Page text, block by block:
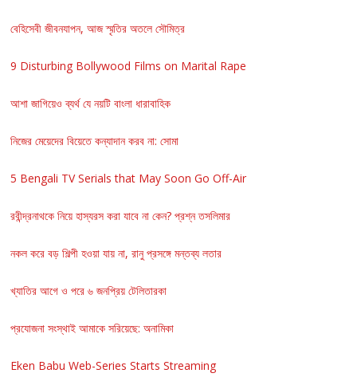
বেহিসেবী জীবনযাপন, আজ স্মৃতির অতলে সৌমিত্র
9 Disturbing Bollywood Films on Marital Rape
আশা জাগিয়েও ব্যর্থ যে নয়টি বাংলা ধারাবাহিক
নিজের মেয়েদের বিয়েতে কন্যাদান করব না: সোমা
5 Bengali TV Serials that May Soon Go Off-Air
রবীন্দ্রনাথকে নিয়ে হাস্যরস করা যাবে না কেন? প্রশ্ন তসলিমার
নকল করে বড় শিল্পী হওয়া যায় না, রানু প্রসঙ্গে মন্তব্য লতার
খ্যাতির আগে ও পরে ৬ জনপ্রিয় টেলিতারকা
প্রযোজনা সংস্থাই আমাকে সরিয়েছে: অনামিকা
Eken Babu Web-Series Starts Streaming